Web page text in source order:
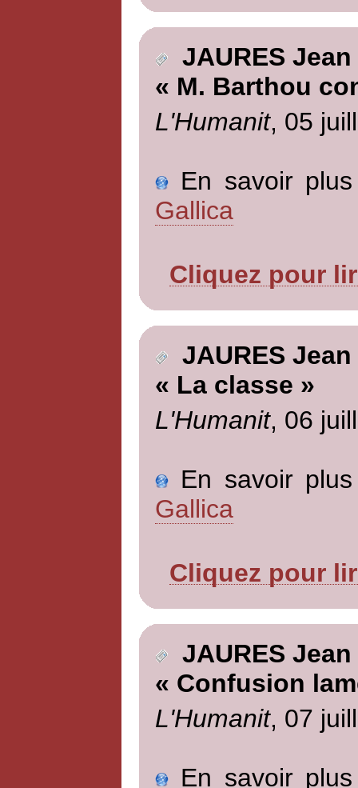
JAURES Jean
« M. Barthou
L'Humanit, 05
En savoir
Gallica
Cliquez pour
JAURES Jean
« La classe »
L'Humanit, 06
En savoir
Gallica
Cliquez pour
JAURES Jean
« Confusion
L'Humanit, 07
En savoir